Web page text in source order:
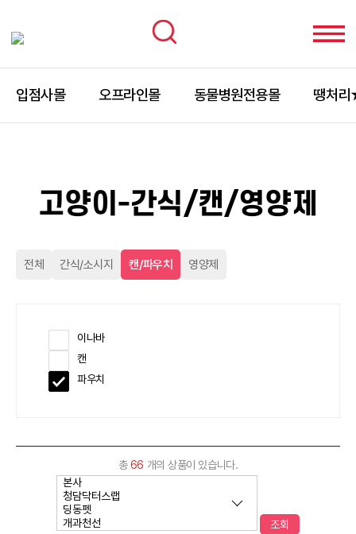
입점사몰 오프라인몰 동물병원전용몰 땡처
고양이-간식/캔/영양제
전체 간식/소시지 캔/파우치 영양제
이나바
캔
파우치
총66 개의 상품이 있습니다.
조회